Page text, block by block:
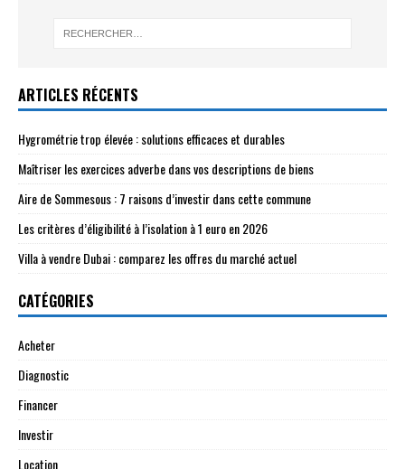
ARTICLES RÉCENTS
Hygrométrie trop élevée : solutions efficaces et durables
Maîtriser les exercices adverbe dans vos descriptions de biens
Aire de Sommesous : 7 raisons d’investir dans cette commune
Les critères d’éligibilité à l’isolation à 1 euro en 2026
Villa à vendre Dubai : comparez les offres du marché actuel
CATÉGORIES
Acheter
Diagnostic
Financer
Investir
Location